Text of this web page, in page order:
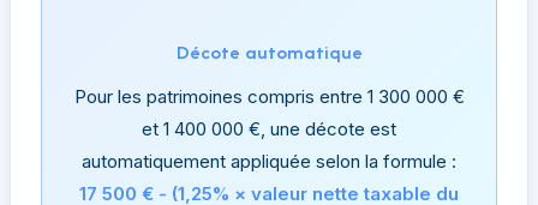
Décote automatique
Pour les patrimoines compris entre 1 300 000 €
et 1 400 000 €, une décote est
automatiquement appliquée selon la formule :
17 500 € - (1,25% × valeur nette taxable du